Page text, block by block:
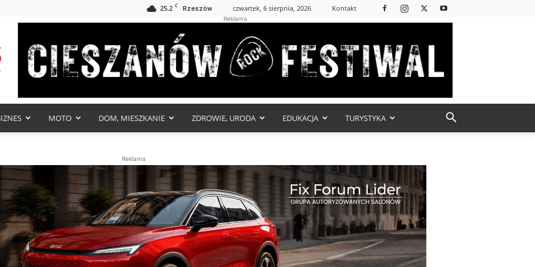
25.2 C Rzeszów czwartek, 6 sierpnia, 2026 Kontakt
Reklama
MOTO DOM, MIESZKANIE ZDROWIE, URODA EDUKACJA TURYSTYKA
Reklama